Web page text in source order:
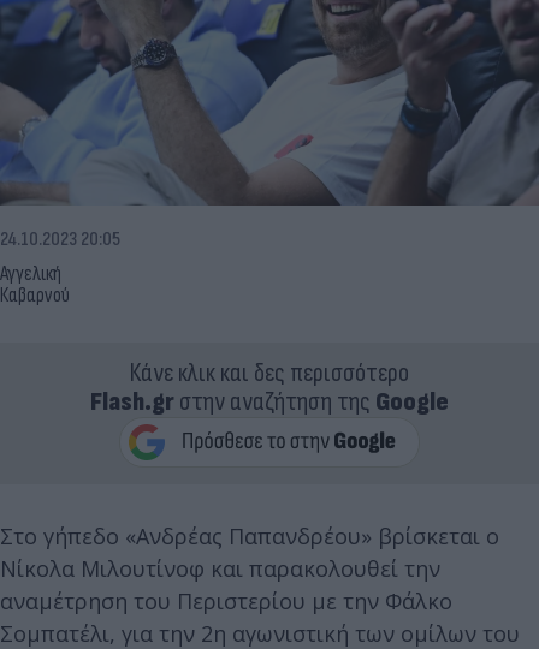
Αγγελική
Καβαρνού
24.10.2023 20:05
Κάνε κλικ και δες περισσότερο
Flash.grστην αναζήτηση της Google
Στο γήπεδο «Ανδρέας Παπανδρέου» βρίσκεται ο
Νίκολα Μιλουτίνοφ και παρακολουθεί την
αναμέτρηση του Περιστερίου με την Φάλκο
Σομπατέλι, για την 2η αγωνιστική των ομίλων του